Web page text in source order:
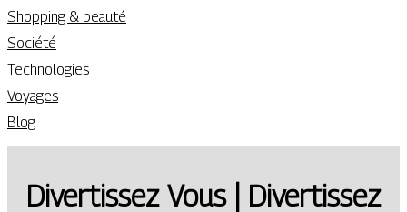
Shopping & beauté
Société
Technologies
Voyages
Blog
Divertissez Vous | Divertissez